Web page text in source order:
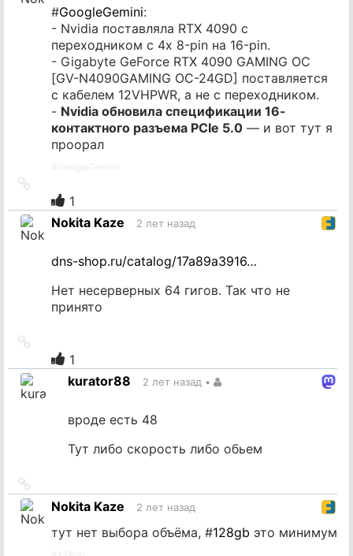
#GoogleGemini:
- Nvidia поставляла RTX 4090 с
переходником с 4х 8-pin на 16-pin.
- Gigabyte GeForce RTX 4090 GAMING OC
[GV-N4090GAMING OC-24GD] поставляется
с кабелем 12VHPWR, а не с переходником.
- Nvidia обновила спецификации 16-
контактного разъема PCIe 5.0 — и вот тут я
проорал
источник
1
Nokita Kaze
2 лет назад
dns-shop.ru/catalog/17a89a3916…
Нет несерверных 64 гигов. Так что не
принято
источник
1
kurator88
2 лет назад •
вроде есть 48
Тут либо скорость либо обьем
на
источник
Nokita Kaze 2 лет назад
тут нет выбора объёма, #128gb это минимум